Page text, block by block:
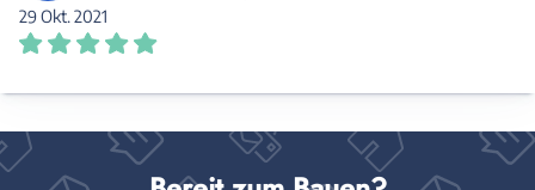
29 Okt. 2021